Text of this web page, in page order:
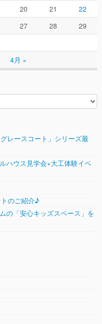
4月 »
20 21
22
27 28
29
レースコート」シリーズ最
ハウス見学会×大工体験イベ
のご紹介♪
の「安心キッズスペース」を